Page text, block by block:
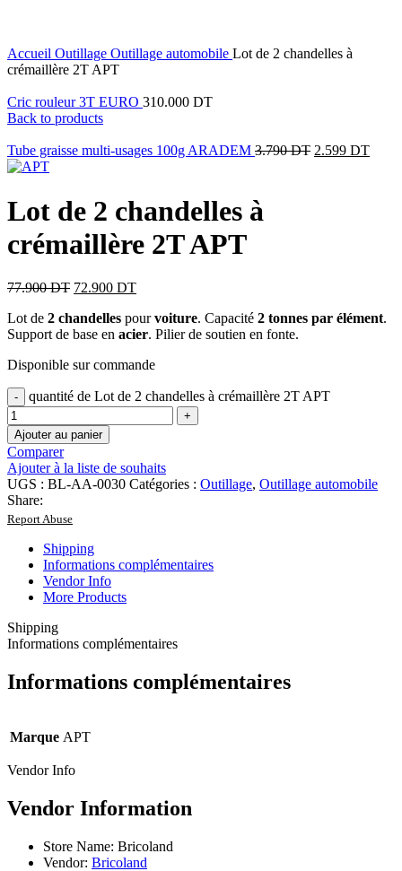
Accueil Outillage Outillage automobile Lot de 2 chandelles à
crémaillère 2T APT
Cric rouleur 3T EURO 310.000 DT
Back to products
Tube graisse multi-usages 100g ARADEM 3.790DT 2.599 DT
Lot de 2 chandelles à
crémaillère 2T APT
77.900DT 72.900 DT
Lot de 2 chandelles pourvoiture. Capacité 2 tonnes par élément.
Support de base en acier. Pilier de soutien en fonte.
Disponible sur commande
quantité de Lot de 2 chandelles à crémaillère 2T APT
Ajouter au panier
Comparer
Ajouter à la liste de souhaits
UGS : BL-AA-0030 Catégories : Outillage, Outillage automobile
Share:
Report Abuse
Shipping
Informations complémentaires
Vendor Info
More Products
Shipping
Informations complémentaires
Informations complémentaires
Marque APT
Vendor Info
Vendor Information
Store Name: Bricoland
Vendor: Bricoland